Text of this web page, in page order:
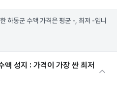
하동군 수액 가격은 평균 -, 최저 -입니
액 성지 : 가격이 가장 싼 최저